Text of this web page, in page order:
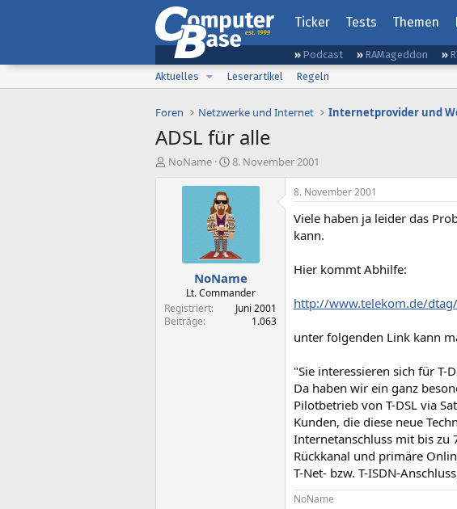
Ticker Tests Themen
Podcast RAMageddon
Aktuelles
Leserartikel Regeln
Foren Netzwerke und Internet Internetprovider und
ADSL für alle
E
NoName
E
s
t
e
l
l
t
a
m
8. November 2001
NoName
Lt. Commander
Registriert
Juni 2001
Beiträge
1.063
8. November 2001
Viele haben ja leider das
kann.
Hier kommt Abhilfe:
http://www.telekom.de/
unter folgenden Link kann
"Sie interessieren sich für T-
Da haben wir ein ganz
Pilotbetrieb von T-DSL via
Kunden, die diese neue
Internetanschluss mit bis zu
Rückkanal und primäre
T-Net- bzw. T-ISDN-
NoName